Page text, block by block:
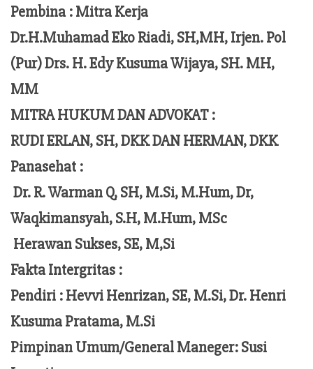
Pembina : Mitra Kerja
Dr.H.Muhamad Eko Riadi, SH,MH, Irjen. Pol
(Pur) Drs. H. Edy Kusuma Wijaya, SH. MH,
MM
MITRA HUKUM DAN ADVOKAT :
RUDI ERLAN, SH, DKK DAN HERMAN, DKK
Panasehat :
Dr. R. Warman Q, SH, M.Si, M.Hum,Dr,
Waqkimansyah, S.H, M.Hum, MSc
Herawan Sukses, SE, M,Si
Fakta Intergritas :
Pendiri :Hevvi Henrizan, SE, M.Si, Dr. Henri
Kusuma Pratama, M.Si
Pimpinan Umum/General Maneger:Susi